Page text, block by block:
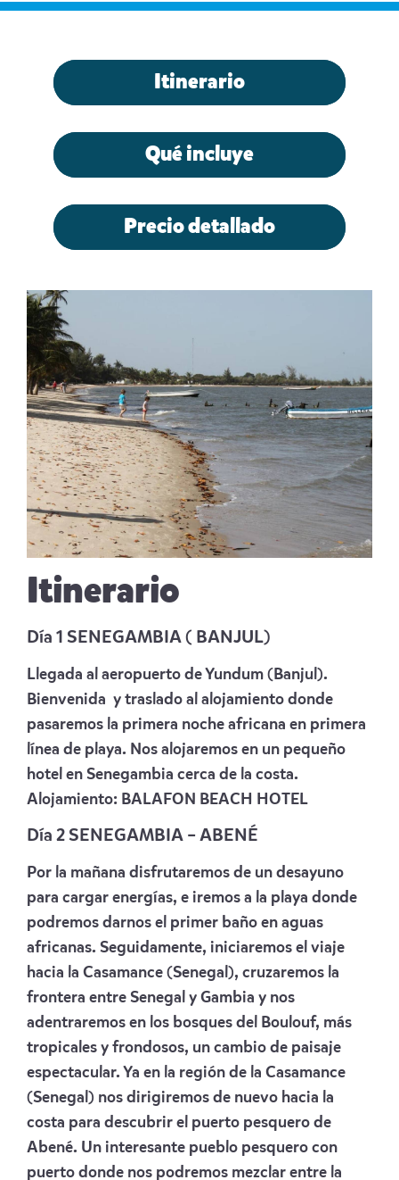
Itinerario
Qué incluye
Precio detallado
Itinerario
Día 1 SENEGAMBIA ( BANJUL)
Llegada al aeropuerto de Yundum (Banjul).
Bienvenida y traslado al alojamiento donde
pasaremos la primera noche africana en primera
línea de playa. Nos alojaremos en un pequeño
hotel en Senegambia cerca de la costa.
Alojamiento: BALAFON BEACH HOTEL
Día 2 SENEGAMBIA – ABENÉ
Por la mañana disfrutaremos de un desayuno
para cargar energías, e iremos a la playa donde
podremos darnos el primer baño en aguas
africanas. Seguidamente, iniciaremos el viaje
hacia la Casamance (Senegal), cruzaremos la
frontera entre Senegal y Gambia y nos
adentraremos en los bosques del Boulouf, más
tropicales y frondosos, un cambio de paisaje
espectacular. Ya en la región de la Casamance
(Senegal) nos dirigiremos de nuevo hacia la
costa para descubrir el puerto pesquero de
Abené. Un interesante pueblo pesquero con
puerto donde nos podremos mezclar entre la